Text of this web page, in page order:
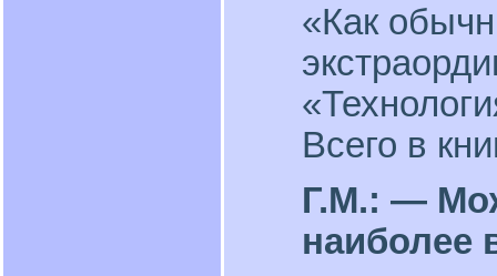
«Как
Всего в
Г.М.: —
наиболее